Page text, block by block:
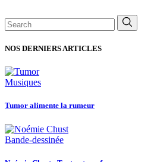
Search
for:
NOS DERNIERS ARTICLES
Musiques
Tumor alimente la rumeur
Bande-dessinée